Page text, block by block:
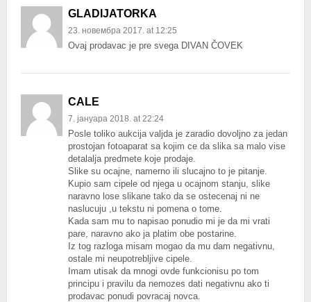
GLADIJATORKA
23. новембра 2017. at 12:25
Ovaj prodavac je pre svega DIVAN ČOVEK
CALE
7. јануара 2018. at 22:24
Posle toliko aukcija valjda je zaradio dovoljno za jedan
prostojan fotoaparat sa kojim ce da slika sa malo vise
detalalja predmete koje prodaje.
Slike su ocajne, namerno ili slucajno to je pitanje.
Kupio sam cipele od njega u ocajnom stanju, slike
naravno lose slikane tako da se ostecenaj ni ne
naslucuju ,u tekstu ni pomena o tome.
Kada sam mu to napisao ponudio mi je da mi vrati
pare, naravno ako ja platim obe postarine.
Iz tog razloga misam mogao da mu dam negativnu,
ostale mi neupotrebljive cipele.
Imam utisak da mnogi ovde funkcionisu po tom
principu i pravilu da nemozes dati negativnu ako ti
prodavac ponudi povracaj novca.